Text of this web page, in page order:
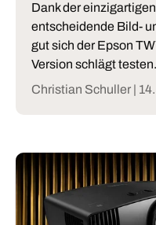
Dank der
entscheidende Bild-
gut sich der Epson
Version schlägt
Christian Schuller |